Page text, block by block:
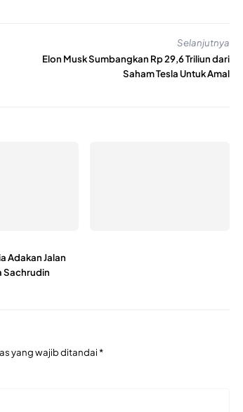
Selanjutnya
Elon Musk Sumbangkan Rp 29,6 Triliun dari
Saham Tesla Untuk Amal
Adakan Jalan
Sachrudin
yang wajib ditandai*